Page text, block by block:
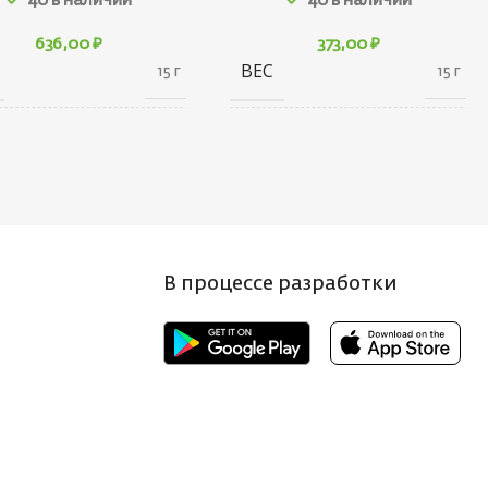
636,00 ₽
15 г
BRS
373,00 ₽
ВЕС 15 г
ВЕС ПРИМАНКИ
ЦВЕТ БЛЕСНЫ S
В процессе разработки